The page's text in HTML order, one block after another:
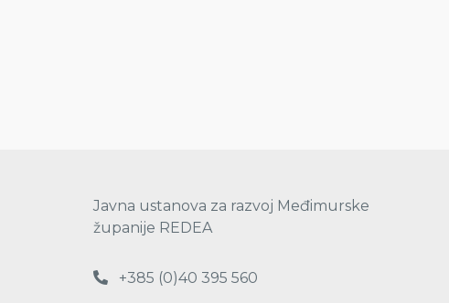
Javna ustanova za razvoj Međimurske
županije REDEA
+385 (0)40 395 560